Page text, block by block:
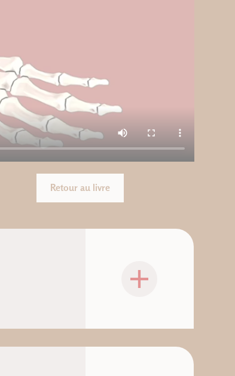
Retour au livre